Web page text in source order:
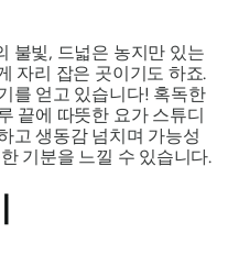
불빛, 드넓은 농지만 있는
자리 잡은 곳이기도 하죠.
를 얻고 있습니다! 혹독한
끝에 따뜻한 요가 스튜디
고 생동감 넘치며 가능성
기분을 느낄 수 있습니다.